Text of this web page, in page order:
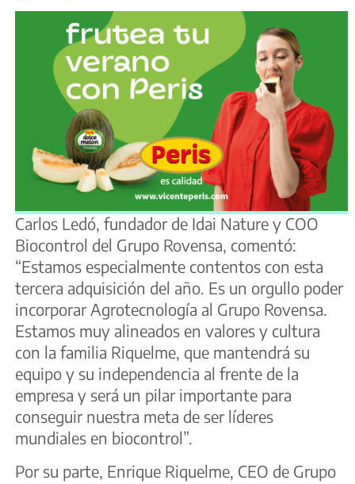
Carlos Ledó, fundador de Idai Nature y COO
Biocontrol del Grupo Rovensa, comentó:
“Estamos especialmente contentos con esta
tercera adquisición del año. Es un orgullo poder
incorporar Agrotecnología al Grupo Rovensa.
Estamos muy alineados en valores y cultura
con la familia Riquelme, que mantendrá su
equipo y su independencia al frente de la
empresa y será un pilar importante para
conseguir nuestra meta de ser líderes
mundiales en biocontrol”.
Por su parte, Enrique Riquelme, CEO de Grupo